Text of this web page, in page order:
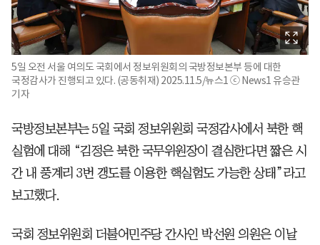
5일 오전 서울 여의도 국회에서 정보위원회의 국방정보본부 등에 대한
국정감사가 진행되고 있다. (공동취재) 2025.11.5/뉴스1 ⓒ News1 유승관
기자
국방정보본부는 5일 국회 정보위원회 국정감사에서 북한 핵
실험에 대해 “김정은 북한 국무위원장이 결심한다면 짧은 시
간 내 풍계리 3번 갱도를 이용한 핵실험도 가능한 상태”라고
보고했다.
국회 정보위원회 더불어민주당 간사인 박선원 의원은 이날